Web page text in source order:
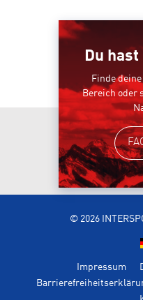
Du
Finde
Bereich oder
© 2026
Impressum